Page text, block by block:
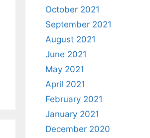
October 2021
September 2021
August 2021
June 2021
May 2021
April 2021
February 2021
January 2021
December 2020